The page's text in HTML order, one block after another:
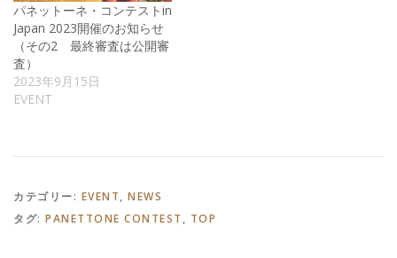
パネットーネ・コンテストin
Japan 2023開催のお知らせ
（その2 最終審査は公開審
査）
2023年9月15日
EVENT
カテゴリー: EVENT, NEWS
タグ: PANETTONE CONTEST , TOP